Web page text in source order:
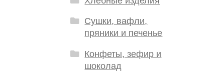
Сушки, вафли,
пряники и печенье
Конфеты, зефир и
шоколад